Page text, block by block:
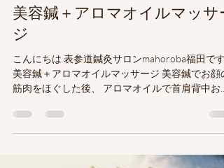
真早季 福田
美容鍼＋アロマオイルマッサ